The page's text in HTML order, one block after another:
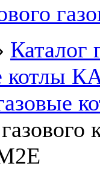
Каталог
котлы